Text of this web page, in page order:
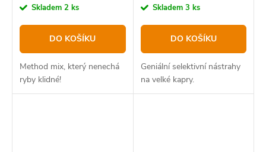
cena:Skladem 2 ks
DO KOŠÍKU
Method mix, který nenechá
ryby klidné!
cena:Skladem 3 ks
DO KOŠÍKU
Geniální selektivní nástrahy
na velké kapry.